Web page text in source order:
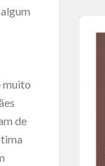
muito
de